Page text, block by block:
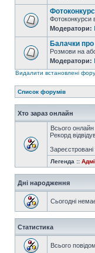
Фотоконкурси
Модератори:
Балачки про
Розмови на
Модератори:
Видалити встановлені
Список форумів
Хто зараз онлайн
Всього онлайн
Рекорд
Легенда ::
Дні народження
Сьогодні
Статистика
Всього